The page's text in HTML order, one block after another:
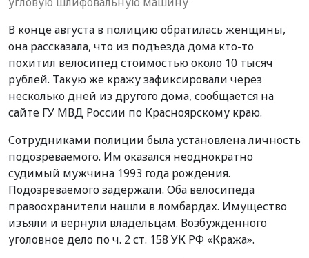
В конце августа в полицию обратилась женщины,
она рассказала, что из подъезда дома кто-то
похитил велосипед стоимостью около 10 тысяч
рублей. Такую же кражу зафиксировали через
несколько дней из другого дома, сообщается на
сайте ГУ МВД России по Красноярскому краю.
Сотрудниками полиции была установлена личность
подозреваемого. Им оказался неоднократно
судимый мужчина 1993 года рождения.
Подозреваемого задержали. Оба велосипеда
правоохранители нашли в ломбардах. Имущество
изъяли и вернули владельцам. Возбужденного
уголовное дело по ч. 2 ст. 158 УК РФ «Кража».